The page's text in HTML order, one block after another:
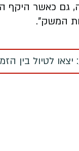
גם כאשר היקף
המשק".
יצאו לטיול בין